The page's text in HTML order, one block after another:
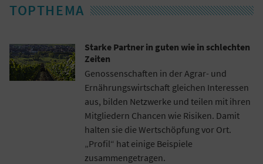
TOPTHEMA
Starke Partner in guten wie in schlechten
Zeiten
Genossenschaften in der Agrar- und
Ernährungswirtschaft gleichen Interessen
aus, bilden Netzwerke und teilen mit ihren
Mitgliedern Chancen wie Risiken. Damit
halten sie die Wertschöpfung vor Ort.
„Profil“ hat einige Beispiele
zusammengetragen.